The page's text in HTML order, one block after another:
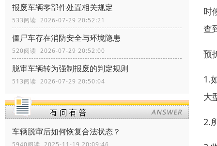
报废车辆零部件处置相关规定
533阅读 2026-07-29 20:52:21
僵尸车存在消防安全与环境隐患
520阅读 2026-07-29 20:52:00
脱审车辆转为强制报废的判定规则
513阅读 2026-07-29 20:50:04
车辆脱审后如何恢复合法状态？
时
查
预
1.
大
2.